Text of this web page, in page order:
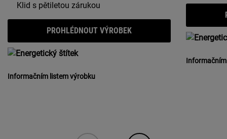
Klid s pětiletou zárukou
PROHLÉDNOUT VÝROBEK
Informačním listem výrobku